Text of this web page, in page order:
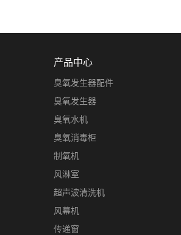
产品中心
臭氧发生器配件
臭氧发生器
臭氧水机
臭氧消毒柜
制氧机
风淋室
超声波清洗机
风幕机
传递窗